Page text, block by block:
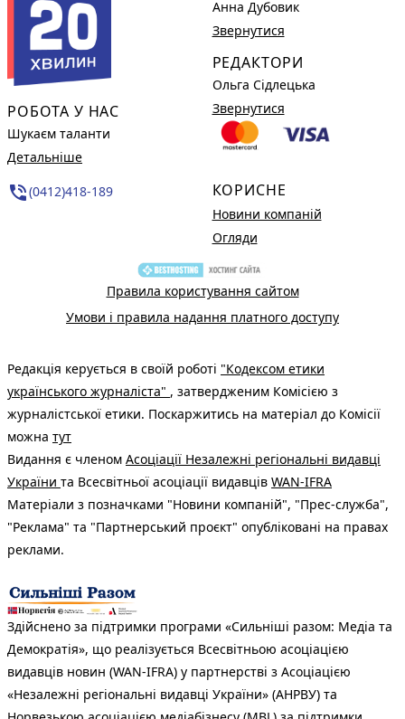
РОБОТА У НАС
Шукаєм таланти
Детальніше
phone_in_talk(0412)418-189
Анна Дубовик
Звернутися
РЕДАКТОРИ
Ольга Сідлецька
Звернутися
КОРИСНЕ
Новини компаній
Огляди
Правила користування сайтом
Умови і правила надання платного доступу
Редакція керується в своїй роботі "Кодексом етики
українського журналіста" , затвердженим Комісією з
журналістської етики. Поскаржитись на матеріал до Комісії
можна тут
Видання є членом Асоціації Незалежні регіональні видавці
України та Всесвітньої асоціації видавців WAN-IFRA
Матеріали з позначками "Новини компаній", "Прес-служба",
"Реклама" та "Партнерський проєкт" опубліковані на правах
реклами.
Здійснено за підтримки програми «Сильніші разом: Медіа та
Демократія», що реалізується Всесвітньою асоціацією
видавців новин (WAN-IFRA) у партнерстві з Асоціацією
«Незалежні регіональні видавці України» (АНРВУ) та